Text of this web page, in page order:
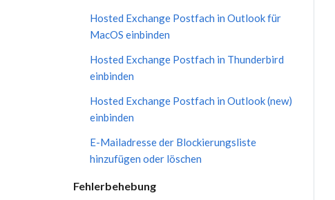
Hosted Exchange Postfach in Outlook für
MacOS einbinden
Hosted Exchange Postfach in Thunderbird
einbinden
Hosted Exchange Postfach in Outlook (new)
einbinden
E-Mailadresse der Blockierungsliste
hinzufügen oder löschen
Fehlerbehebung